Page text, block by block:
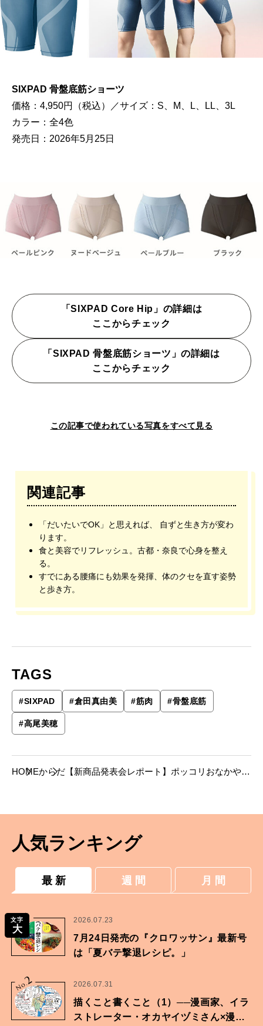
文字
大
SIXPAD 骨盤底筋ショーツ
価格：4,950円（税込）／サイズ：S、M、L、LL、3L
カラー：全4色
発売日：2026年5月25日
「SIXPAD Core Hip」の詳細は
ここからチェック
「SIXPAD 骨盤底筋ショーツ」の詳細は
ここからチェック
この記事で使われている写真をすべて見る
関連記事
「だいたいでOK」と思えれば、 自ずと生き方が変わ
ります。
食と美容でリフレッシュ。古都・奈良で心身を整え
る。
すでにある腰痛にも効果を発揮、体のクセを直す姿勢
と歩き方。
TAGS
#SIXPAD #倉田真由美 #筋肉 #骨盤底筋
#高尾美穂
HOMEからだ 【新商品発表会レポート】ポッコリおなかや尿
人気ランキング
最 新 週 間 月 間
No.1 2026.07.23
7月24日発売の『クロワッサン』最新号
は「夏バテ撃退レシピ。」
No.2 2026.07.31
描くこと書くこと（1）──漫画家、イラ
ストレーター・オカヤイヅミさん×漫画